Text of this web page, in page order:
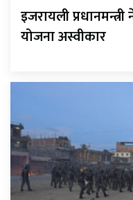
इजरायली प्रधानमन्त्री
योजना अस्वीकार